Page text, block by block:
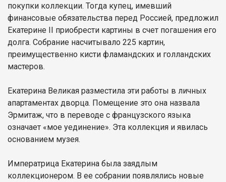
покупки коллекции. Тогда купец, имевший
финансовые обязательства перед Россией, предложил
Екатерине II приобрести картины в счет погашения его
долга. Собрание насчитывало 225 картин,
преимущественно кисти фламандских и голландских
мастеров.
Екатерина Великая разместила эти работы в личных
апартаментах дворца. Помещение это она назвала
Эрмитаж, что в переводе с французского языка
означает «мое уединение». Эта коллекция и явилась
основанием музея.
Императрица Екатерина была заядлым
коллекционером. В ее собрании появлялись новые